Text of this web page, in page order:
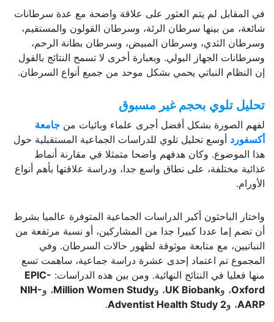
في المقابل لم يتم العثور على علاقة واضحة مع عدة سرطانات
شائعة، من بينها سرطان الرئة، وسرطان القولون والمستقيم،
وسرطان الثدي، وسرطان المبيض، وسرطان بطانة الرحم،
وسرطانات الجهاز البولي. وبعبارة أخرى لا تسمح النتائج بالقول
إن النظام النباتي يحمي بشكل موحد من جميع أنواع السرطان.
تحليل تلوي بحجم غير مسبوق
لفهم الصورة بشكل أفضل أجرى علماء وبائيات من جامعة
أكسفورد أوسع تحليل تلوي للدراسات الجماعية المستقبلية حول
هذا الموضوع. وكان هدفهم واضحا متمثلا في مقارنة أنماط
غذائية مختلفة، على نطاق واسع جدا، ودراسة علاقتها بأهم أنواع
الأورام.
واختار الباحثون أكبر الدراسات الجماعية المتوفرة عالميا بشرط
أن تضم إما عددا كبيرا جدا من المشاركين، أو نسبة مرتفعة من
النباتيين، مع متابعة موثوقة لظهور حالات السرطان. وفي
المجموع تم اعتماد إحدى عشرة دراسة جماعية، ساهمت تسع
منها فعليا في النتائج النهائية. ومن بين هذه الدراسات: EPIC-
Oxford، وUK Biobank، وMillion Women Study، وNIH-
AARP، وAdventist Health Study 2
.